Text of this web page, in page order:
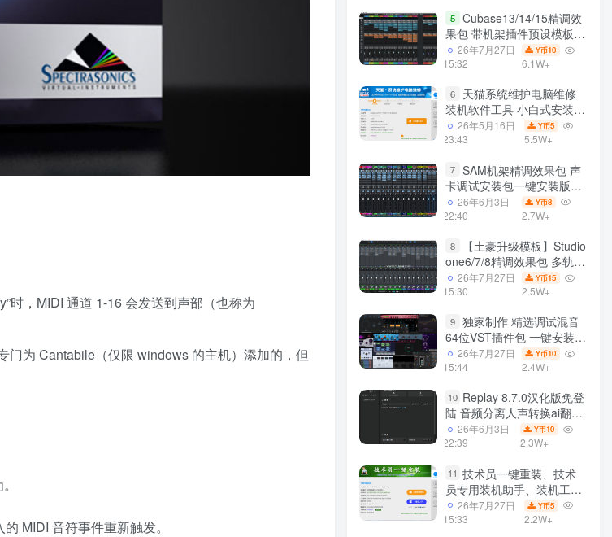
时，MIDI 通道 1-16 会发送到声部（也称为
门为 Cantabile（仅限 windows 的主机）添加的，但
MIDI 音符事件重新触发。
5 Cubase13/14/15精调效
果包 带机架插件预设模板
声卡调试好效果工程文件
26年7月27日
15:32
Y币10
6.1W+
6
天猫系统维护电脑维修
装机软件工具 小白式安装
完全一键安装系统 电脑系统
装机软件 一键重装系统
26年5月16日
23:43
Y币5
5.5W+
7 SAM机架精调效果包 声
卡调试安装包一键安装版模
板 带插件预设效果文件
26年6月3日
22:40
Y币8
2.7W+
8
【土豪升级模板】Studio
one6/7/8精调效果包 多轨道
效果模式可选 声卡调试好预
设模板 带插件全套文件
26年7月27日
15:30
Y币15
2.5W+
9 独家制作 精选调试混音
64位VST插件包 一键安装
600个效果器合集v2.0 WiN
支持定制
26年7月27日
15:44
Y币10
2.4W+
10 Replay 8.7.0汉化版免登
陆 音频分离人声转换ai翻唱
支持50系显卡 一键安装
WiN
26年6月3日
22:39
Y币10
2.3W+
11 技术员一键重装、技术
员专用装机助手、装机工
具、电脑系统装机软件丶一
键安装系统
26年7月27日
15:33
Y币5
2.2W+